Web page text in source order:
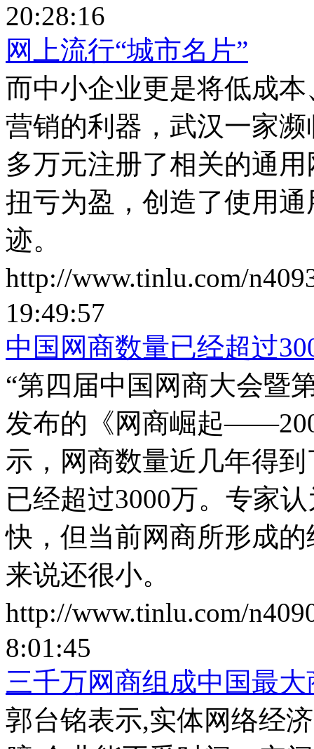
20:28:16
网上流行“城市名片”
而中小企业更是将低成
营销的利器，武汉一家
多万元注册了相关的通
扭亏为盈，创造了使用
迹。
http://www.tinlu.com/
19:49:57
中国网商数量已经超过
“第四届中国网商大会暨
发布的《网商崛起
示，网商数量近几年得
已经超过3000万。专家
快，但当前网商所形成
来说还很小。
http://www.tinlu.com/
8:01:45
三千万网商组成中国最大
郭台铭表示,实体网络经